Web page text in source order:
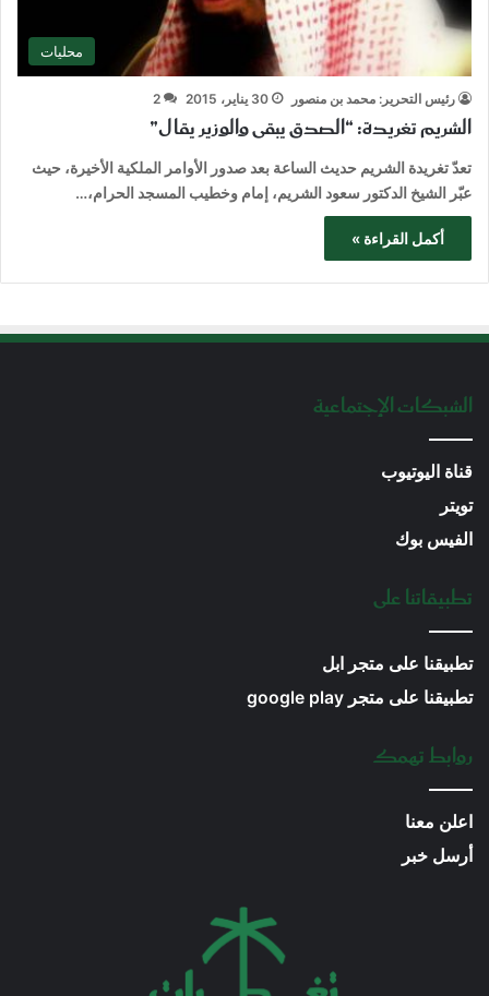
محليات
رئيس التحرير: محمد بن منصور 30 يناير، 2015 2
الشريم تغريدة: “الصدق يبقى والوزير يقال”
تعدّ تغريدة الشريم حديث الساعة بعد صدور الأوامر الملكية الأخيرة، حيث
عبّر الشيخ الدكتور سعود الشريم، إمام وخطيب المسجد الحرام،…
أكمل القراءة »
الشبكات الإجتماعية
قناة اليوتيوب
تويتر
الفيس بوك
تطبيقاتنا على
تطبيقنا على متجر ابل
تطبيقنا على متجر google play
روابط تهمك
اعلن معنا
أرسل خبر